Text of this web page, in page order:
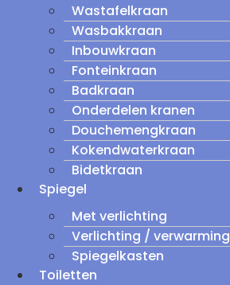
Wastafelkraan
Wasbakkraan
Inbouwkraan
Fonteinkraan
Badkraan
Onderdelen kranen
Douchemengkraan
Kokendwaterkraan
Bidetkraan
Spiegel
Met verlichting
Verlichting / verwarming
Spiegelkasten
Toiletten